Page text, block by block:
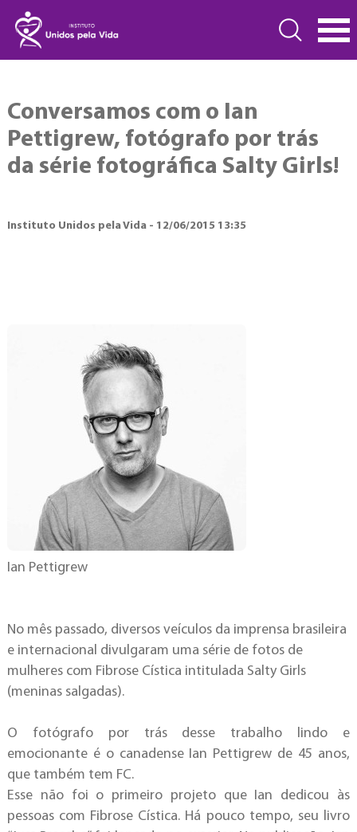
Conversamos com o Ian
Pettigrew, fotógrafo por trás
da série fotográfica Salty Girls!
Instituto Unidos pela Vida - 12/06/2015 13:35
Ian Pettigrew
No mês passado, diversos veículos da imprensa brasileira
e internacional divulgaram uma série de fotos de
mulheres com Fibrose Cística intitulada Salty Girls
(meninas salgadas).
O fotógrafo por trás desse trabalho lindo e
emocionante é o canadense Ian Pettigrew de 45 anos,
que também tem FC.
Esse não foi o primeiro projeto que Ian dedicou às
pessoas com Fibrose Cística. Há pouco tempo, seu livro